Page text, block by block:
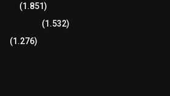
(1.851)
(1.532)
(1.276)